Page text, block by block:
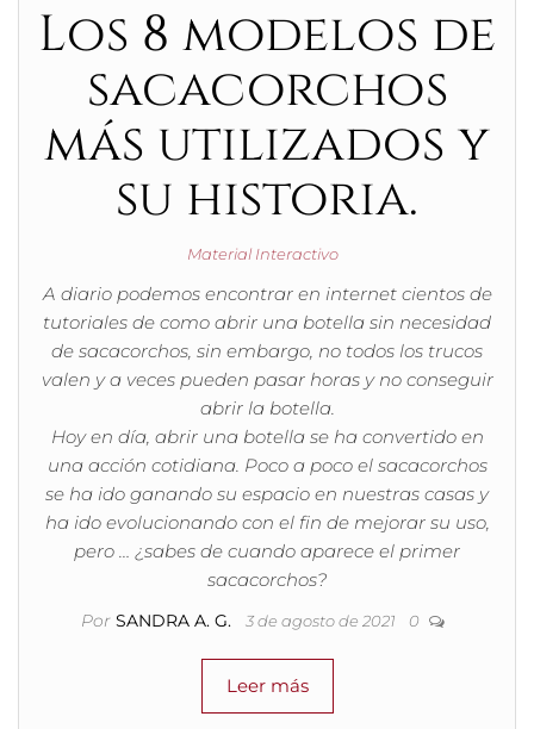
Los 8 modelos de
sacacorchos
más utilizados y
su historia.
Material Interactivo
A diario podemos encontrar en internet cientos de
tutoriales de como abrir una botella sin necesidad
de sacacorchos, sin embargo, no todos los trucos
valen y a veces pueden pasar horas y no conseguir
abrir la botella.
Hoy en día, abrir una botella se ha convertido en
una acción cotidiana. Poco a poco el sacacorchos
se ha ido ganando su espacio en nuestras casas y
ha ido evolucionando con el fin de mejorar su uso,
pero … ¿sabes de cuando aparece el primer
sacacorchos?
Por SANDRA A. G. 3 de agosto de 2021 0
Leer más